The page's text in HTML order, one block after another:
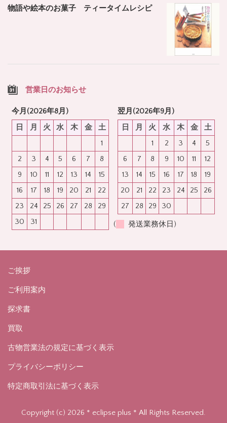
物語や絵本のお菓子 ティータイムレシピ
営業日のお知らせ
今月(2026年8月)
日
月 火 水 木 金
土
1
2
3 4 5 6 7
8
9
10 11 12 13 14
15
16
17 18 19 20 21
22
23
24 25 26 27 28
29
30
31
翌月(2026年9月)
日
月 火 水 木 金
土
1
2 3 4
5
6
7 8 9 10 11
12
13
14 15 16 17 18
19
20
21 22 23 24 25
26
27
28 29 30
( 発送業務休日)
ご挨拶
ご利用案内
探求書
買取
古物営業法の規定に基づく表示
プライバシーポリシー
特定商取引法に基づく表示
Copyright (c) 2026 * eclipse plus * All Rights Reserved.